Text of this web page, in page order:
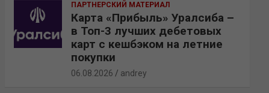
ПАРТНЕРСКИЙ МАТЕРИАЛ
Карта «Прибыль» Уралсиба –
в Топ-3 лучших дебетовых
карт с кешбэком на летние
покупки
06.08.2026 andrey